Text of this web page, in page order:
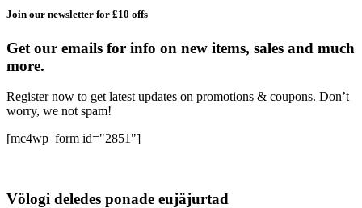
Join our newsletter for £10 offs
Get our emails for info on new items, sales and much
more.
Register now to get latest updates on promotions & coupons. Don’t
worry, we not spam!
[mc4wp_form id="2851"]
Völogi deledes ponade eujäjurtad